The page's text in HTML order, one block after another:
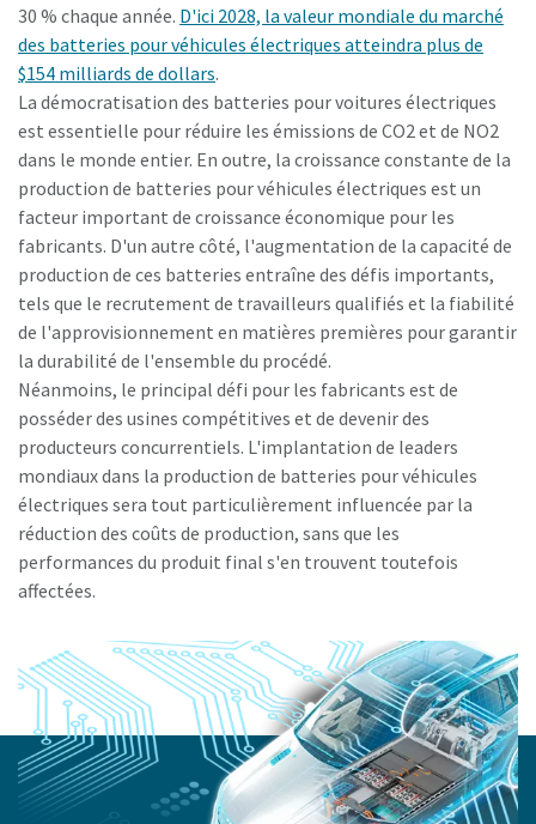
30 % chaque année. D'ici 2028, la valeur mondiale du marché
des batteries pour véhicules électriques atteindra plus de
$154 milliards de dollars.
La démocratisation des batteries pour voitures électriques
est essentielle pour réduire les émissions de CO2 et de NO2
dans le monde entier. En outre, la croissance constante de la
production de batteries pour véhicules électriques est un
facteur important de croissance économique pour les
fabricants. D'un autre côté, l'augmentation de la capacité de
production de ces batteries entraîne des défis importants,
tels que le recrutement de travailleurs qualifiés et la fiabilité
de l'approvisionnement en matières premières pour garantir
la durabilité de l'ensemble du procédé.
Néanmoins, le principal défi pour les fabricants est de
posséder des usines compétitives et de devenir des
producteurs concurrentiels. L'implantation de leaders
mondiaux dans la production de batteries pour véhicules
électriques sera tout particulièrement influencée par la
réduction des coûts de production, sans que les
performances du produit final s'en trouvent toutefois
affectées.